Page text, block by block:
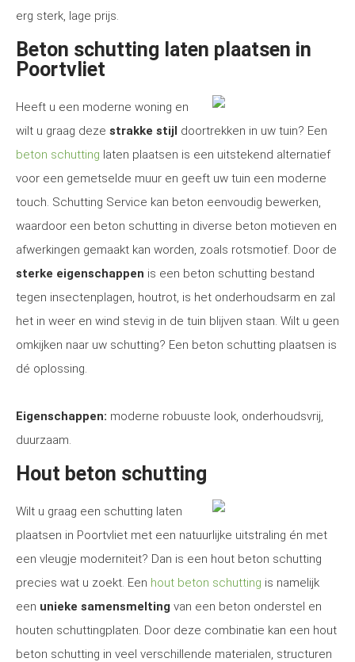
erg sterk, lage prijs.
Beton schutting laten plaatsen in
Poortvliet
Heeft u een moderne woning en
wilt u graag deze strakke stijl doortrekken in uw tuin? Een
beton schutting laten plaatsen is een uitstekend alternatief
voor een gemetselde muur en geeft uw tuin een moderne
touch. Schutting Service kan beton eenvoudig bewerken,
waardoor een beton schutting in diverse beton motieven en
afwerkingen gemaakt kan worden, zoals rotsmotief. Door de
sterke eigenschappen is een beton schutting bestand
tegen insectenplagen, houtrot, is het onderhoudsarm en zal
het in weer en wind stevig in de tuin blijven staan. Wilt u geen
omkijken naar uw schutting? Een beton schutting plaatsen is
dé oplossing.
Eigenschappen: moderne robuuste look, onderhoudsvrij,
duurzaam.
Hout beton schutting
Wilt u graag een schutting laten
plaatsen in Poortvliet met een natuurlijke uitstraling én met
een vleugje moderniteit? Dan is een hout beton schutting
precies wat u zoekt. Een hout beton schutting is namelijk
een unieke samensmelting van een beton onderstel en
houten schuttingplaten. Door deze combinatie kan een hout
beton schutting in veel verschillende materialen, structuren